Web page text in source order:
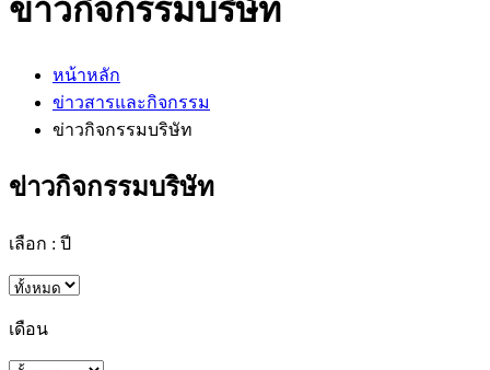
ข่าวกิจกรรมบริษัท
หน้าหลัก
ข่าวสารและกิจกรรม
ข่าวกิจกรรมบริษัท
ข่าวกิจกรรมบริษัท
เลือก : ปี
เดือน